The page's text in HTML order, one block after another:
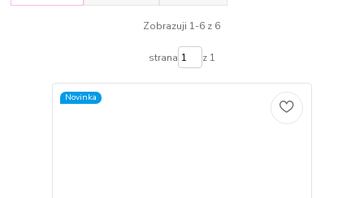
Zobrazuji 1-6 z 6
strana z 1
Novinka